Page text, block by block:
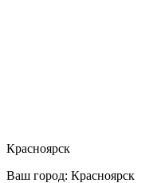
Красноярск
Ваш город: Красноярск